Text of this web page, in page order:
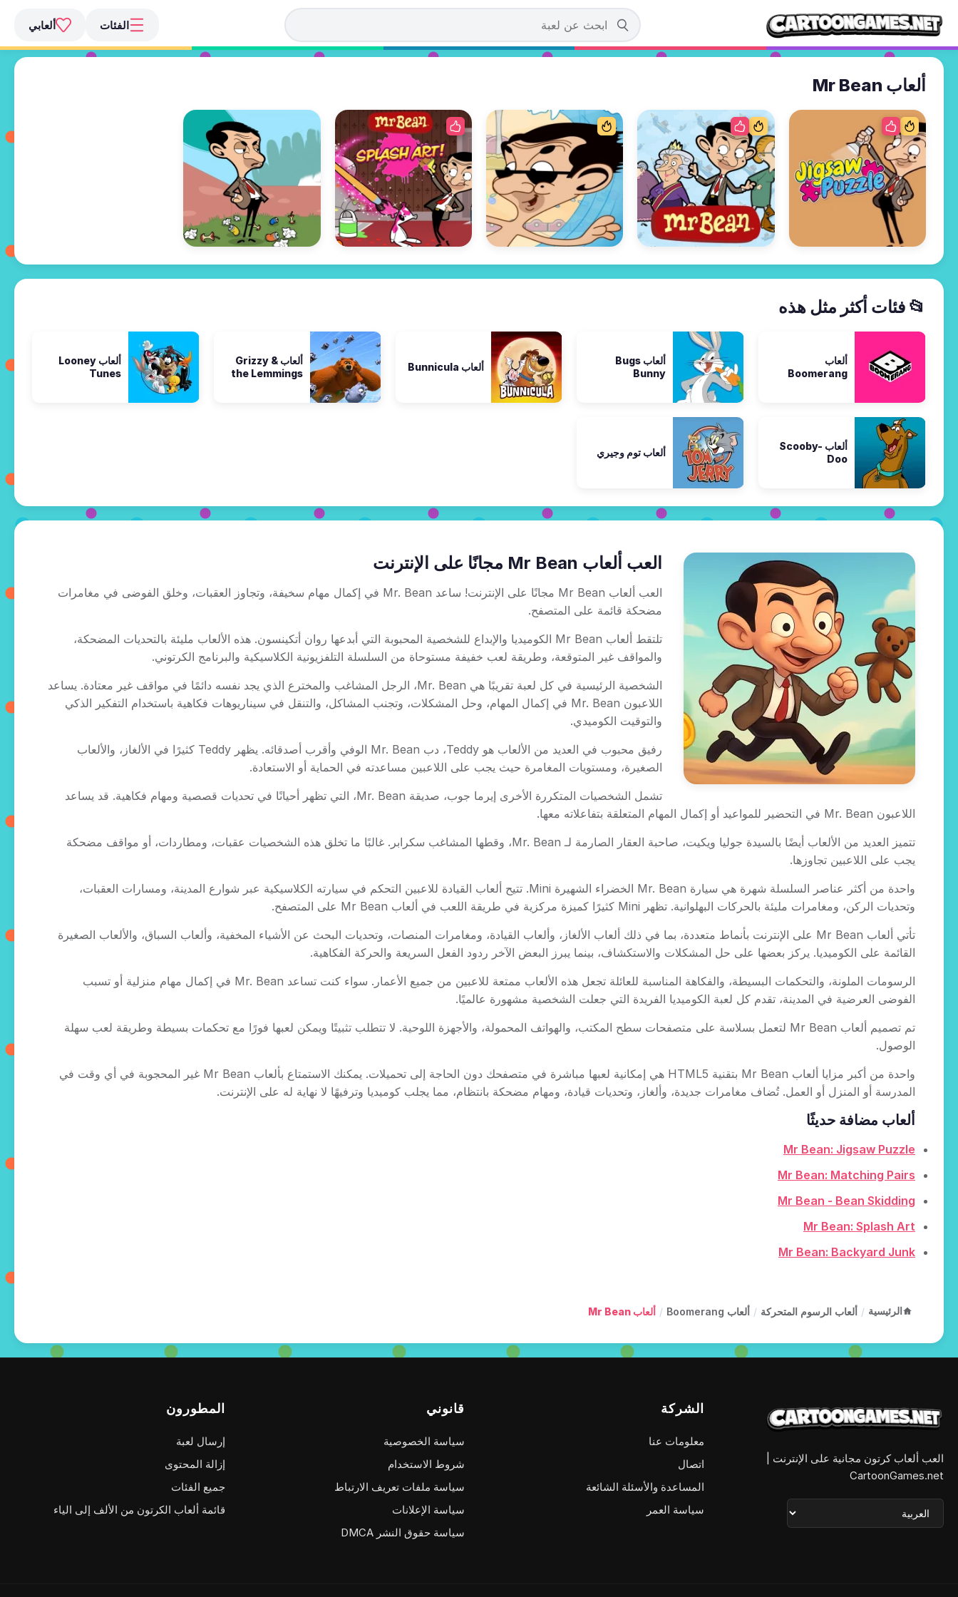
الفئات ألعابي
ألعاب Mr Bean
📂 فئات أكثر مثل هذه
ألعاب
Boomerang
ألعاب Bugs
Bunny
ألعاب Bunnicula
ألعاب Grizzy &
the Lemmings
ألعاب Looney
Tunes
ألعاب Scooby-
Doo
ألعاب توم وجيري
العب ألعاب Mr Bean مجانًا على الإنترنت
العب ألعاب Mr Bean مجانًا على الإنترنت! ساعد Mr. Bean في إكمال مهام سخيفة، وتجاوز العقبات، وخلق الفوضى في مغامرات
مضحكة قائمة على المتصفح.
تلتقط ألعاب Mr Bean الكوميديا والإبداع للشخصية المحبوبة التي أبدعها روان أتكينسون. هذه الألعاب مليئة بالتحديات المضحكة،
والمواقف غير المتوقعة، وطريقة لعب خفيفة مستوحاة من السلسلة التلفزيونية الكلاسيكية والبرنامج الكرتوني.
الشخصية الرئيسية في كل لعبة تقريبًا هي Mr. Bean، الرجل المشاغب والمخترع الذي يجد نفسه دائمًا في مواقف غير معتادة. يساعد
اللاعبون Mr. Bean في إكمال المهام، وحل المشكلات، وتجنب المشاكل، والتنقل في سيناريوهات فكاهية باستخدام التفكير الذكي
والتوقيت الكوميدي.
رفيق محبوب في العديد من الألعاب هو Teddy، دب Mr. Bean الوفي وأقرب أصدقائه. يظهر Teddy كثيرًا في الألغاز، والألعاب
الصغيرة، ومستويات المغامرة حيث يجب على اللاعبين مساعدته في الحماية أو الاستعادة.
تشمل الشخصيات المتكررة الأخرى إيرما جوب، صديقة Mr. Bean، التي تظهر أحيانًا في تحديات قصصية ومهام فكاهية. قد يساعد
اللاعبون Mr. Bean في التحضير للمواعيد أو إكمال المهام المتعلقة بتفاعلاته معها.
تتميز العديد من الألعاب أيضًا بالسيدة جوليا ويكيت، صاحبة العقار الصارمة لـ Mr. Bean، وقطها المشاغب سكرابر. غالبًا ما تخلق هذه الشخصيات عقبات، ومطاردات، أو مواقف مضحكة
يجب على اللاعبين تجاوزها.
واحدة من أكثر عناصر السلسلة شهرة هي سيارة Mr. Bean الخضراء الشهيرة Mini. تتيح ألعاب القيادة للاعبين التحكم في سيارته الكلاسيكية عبر شوارع المدينة، ومسارات العقبات،
وتحديات الركن، ومغامرات مليئة بالحركات البهلوانية. تظهر Mini كثيرًا كميزة مركزية في طريقة اللعب في ألعاب Mr Bean على المتصفح.
تأتي ألعاب Mr Bean على الإنترنت بأنماط متعددة، بما في ذلك ألعاب الألغاز، وألعاب القيادة، ومغامرات المنصات، وتحديات البحث عن الأشياء المخفية، وألعاب السباق، والألعاب الصغيرة
القائمة على الكوميديا. يركز بعضها على حل المشكلات والاستكشاف، بينما يبرز البعض الآخر ردود الفعل السريعة والحركة الفكاهية.
الرسومات الملونة، والتحكمات البسيطة، والفكاهة المناسبة للعائلة تجعل هذه الألعاب ممتعة للاعبين من جميع الأعمار. سواء كنت تساعد Mr. Bean في إكمال مهام منزلية أو تسبب
الفوضى العرضية في المدينة، تقدم كل لعبة الكوميديا الفريدة التي جعلت الشخصية مشهورة عالميًا.
تم تصميم ألعاب Mr Bean لتعمل بسلاسة على متصفحات سطح المكتب، والهواتف المحمولة، والأجهزة اللوحية. لا تتطلب تثبيتًا ويمكن لعبها فورًا مع تحكمات بسيطة وطريقة لعب سهلة
الوصول.
واحدة من أكبر مزايا ألعاب Mr Bean بتقنية HTML5 هي إمكانية لعبها مباشرة في متصفحك دون الحاجة إلى تحميلات. يمكنك الاستمتاع بألعاب Mr Bean غير المحجوبة في أي وقت في
المدرسة أو المنزل أو العمل. تُضاف مغامرات جديدة، وألغاز، وتحديات قيادة، ومهام مضحكة بانتظام، مما يجلب كوميديا وترفيهًا لا نهاية له على الإنترنت.
ألعاب مضافة حديثًا
Mr Bean: Jigsaw Puzzle
Mr Bean: Matching Pairs
Mr Bean - Bean Skidding
Mr Bean: Splash Art
Mr Bean: Backyard Junk
الرئيسية / ألعاب الرسوم المتحركة / ألعاب Boomerang / ألعاب Mr Bean
العب ألعاب كرتون مجانية على الإنترنت |
CartoonGames.net
الشركة
معلومات عنا
اتصال
المساعدة والأسئلة الشائعة
سياسة العمر
قانوني
سياسة الخصوصية
شروط الاستخدام
سياسة ملفات تعريف الارتباط
سياسة الإعلانات
سياسة حقوق النشر DMCA
المطورون
إرسال لعبة
إزالة المحتوى
جميع الفئات
قائمة ألعاب الكرتون من الألف إلى الياء